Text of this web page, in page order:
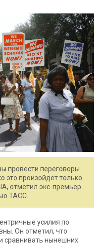
провести переговоры
это произойдет только
отметил экс-премьер
ТАСС.
усилия по
Он отметил, что
сравнивать нынешних